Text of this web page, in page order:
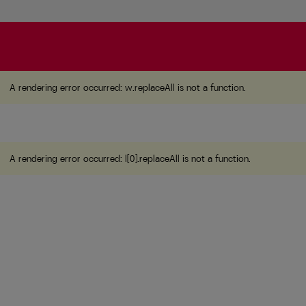
A rendering error occurred:w.replaceAll is not a function
A rendering error occurred: w.replaceAll is not a function.
A rendering error occurred: l[0].replaceAll is not a function.